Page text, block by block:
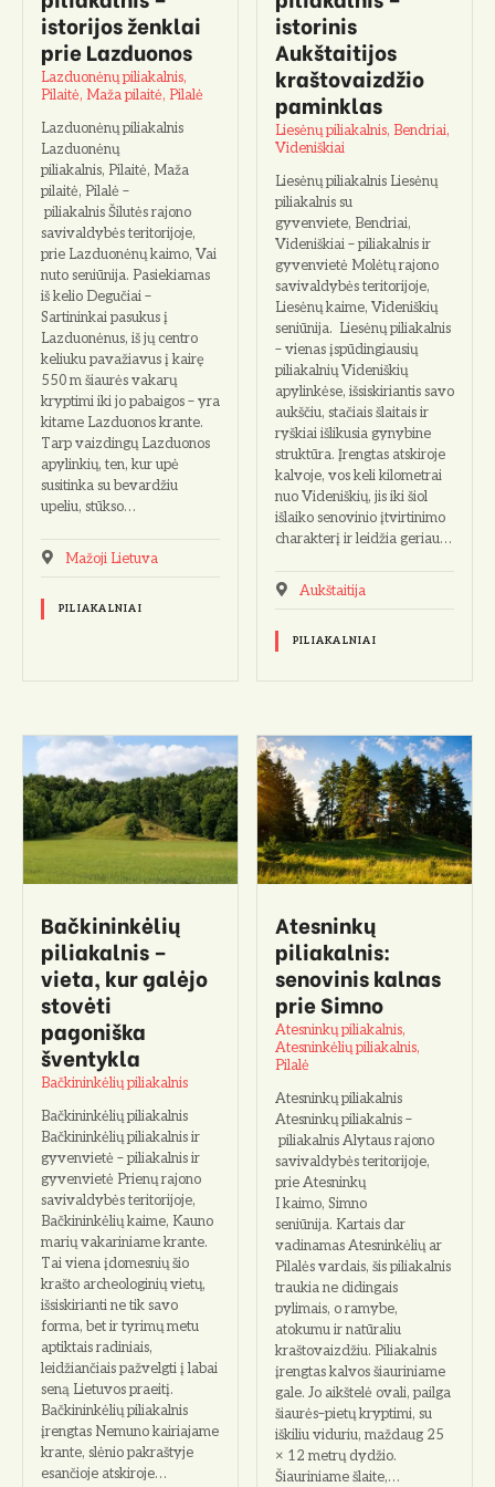
istorijos ženklai
prie Lazduonos
Lazduonėnų piliakalnis,
Pilaitė, Maža pilaitė, Pilalė
Lazduonėnų piliakalnis
Lazduonėnų
piliakalnis, Pilaitė, Maža
pilaitė, Pilalė –
piliakalnis Šilutės rajono
savivaldybės teritorijoje,
prie Lazduonėnų kaimo, Vai
nuto seniūnija. Pasiekiamas
iš kelio Degučiai –
Sartininkai pasukus į
Lazduonėnus, iš jų centro
keliuku pavažiavus į kairę
550 m šiaurės vakarų
kryptimi iki jo pabaigos – yra
kitame Lazduonos krante.
Tarp vaizdingų Lazduonos
apylinkių, ten, kur upė
susitinka su bevardžiu
upeliu, stūkso…
Mažoji Lietuva
PILIAKALNIAI
istorinis
Aukštaitijos
kraštovaizdžio
paminklas
Liesėnų piliakalnis, Bendriai,
Videniškiai
Liesėnų piliakalnis Liesėnų
piliakalnis su
gyvenviete, Bendriai,
Videniškiai – piliakalnis ir
gyvenvietė Molėtų rajono
savivaldybės teritorijoje,
Liesėnų kaime, Videniškių
seniūnija. Liesėnų piliakalnis
– vienas įspūdingiausių
piliakalnių Videniškių
apylinkėse, išsiskiriantis savo
aukščiu, stačiais šlaitais ir
ryškiai išlikusia gynybine
struktūra. Įrengtas atskiroje
kalvoje, vos keli kilometrai
nuo Videniškių, jis iki šiol
išlaiko senovinio įtvirtinimo
charakterį ir leidžia geriau…
Aukštaitija
PILIAKALNIAI
Bačkininkėlių
piliakalnis –
vieta, kur galėjo
stovėti
pagoniška
šventykla
Bačkininkėlių piliakalnis
Bačkininkėlių piliakalnis
Bačkininkėlių piliakalnis ir
gyvenvietė – piliakalnis ir
gyvenvietė Prienų rajono
savivaldybės teritorijoje,
Bačkininkėlių kaime, Kauno
marių vakariniame krante.
Tai viena įdomesnių šio
krašto archeologinių vietų,
išsiskirianti ne tik savo
forma, bet ir tyrimų metu
aptiktais radiniais,
leidžiančiais pažvelgti į labai
seną Lietuvos praeitį.
Bačkininkėlių piliakalnis
įrengtas Nemuno kairiajame
krante, slėnio pakraštyje
esančioje atskiroje…
Atesninkų
piliakalnis:
senovinis kalnas
prie Simno
Atesninkų piliakalnis,
Atesninkėlių piliakalnis,
Pilalė
Atesninkų piliakalnis
Atesninkų piliakalnis –
piliakalnis Alytaus rajono
savivaldybės teritorijoje,
prie Atesninkų
I kaimo, Simno
seniūnija. Kartais dar
vadinamas Atesninkėlių ar
Pilalės vardais, šis piliakalnis
traukia ne didingais
pylimais, o ramybe,
atokumu ir natūraliu
kraštovaizdžiu. Piliakalnis
įrengtas kalvos šiauriniame
gale. Jo aikštelė ovali, pailga
šiaurės–pietų kryptimi, su
iškiliu viduriu, maždaug 25
× 12 metrų dydžio.
Šiauriniame šlaite,…